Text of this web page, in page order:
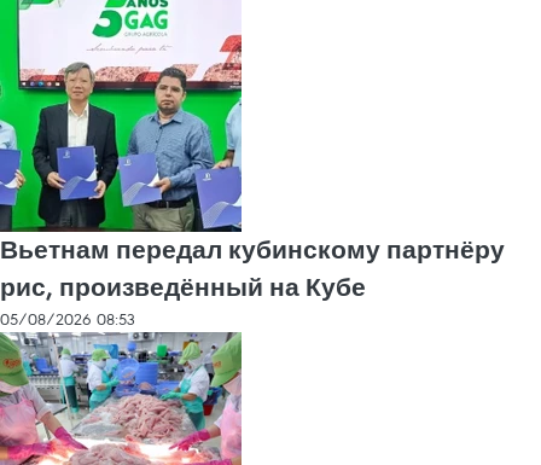
Вьетнам передал кубинскому партнёру
рис, произведённый на Кубе
05/08/2026 08:53